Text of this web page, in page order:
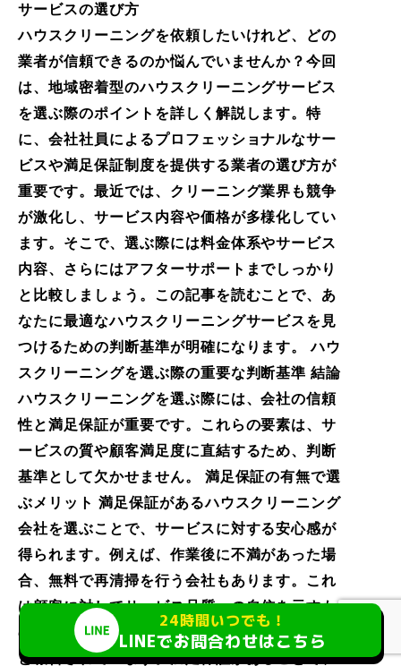
サービスの選び方
ハウスクリーニングを依頼したいけれど、どの
業者が信頼できるのか悩んでいませんか？今回
は、地域密着型のハウスクリーニングサービス
を選ぶ際のポイントを詳しく解説します。特
に、会社社員によるプロフェッショナルなサー
ビスや満足保証制度を提供する業者の選び方が
重要です。最近では、クリーニング業界も競争
が激化し、サービス内容や価格が多様化してい
ます。そこで、選ぶ際には料金体系やサービス
内容、さらにはアフターサポートまでしっかり
と比較しましょう。この記事を読むことで、あ
なたに最適なハウスクリーニングサービスを見
つけるための判断基準が明確になります。 ハウ
スクリーニングを選ぶ際の重要な判断基準 結論
ハウスクリーニングを選ぶ際には、会社の信頼
性と満足保証が重要です。これらの要素は、サ
ービスの質や顧客満足度に直結するため、判断
基準として欠かせません。 満足保証の有無で選
ぶメリット 満足保証があるハウスクリーニング
会社を選ぶことで、サービスに対する安心感が
得られます。例えば、作業後に不満があった場
合、無料で再清掃を行う会社もあります。これ
は顧客に対してサービス品質への自信を示すも
のであり、実際に利用者の90%以上が満足した
と報告されています。満足保証があることで、
24時間いつでも！
LINEでお問合わせはこちら